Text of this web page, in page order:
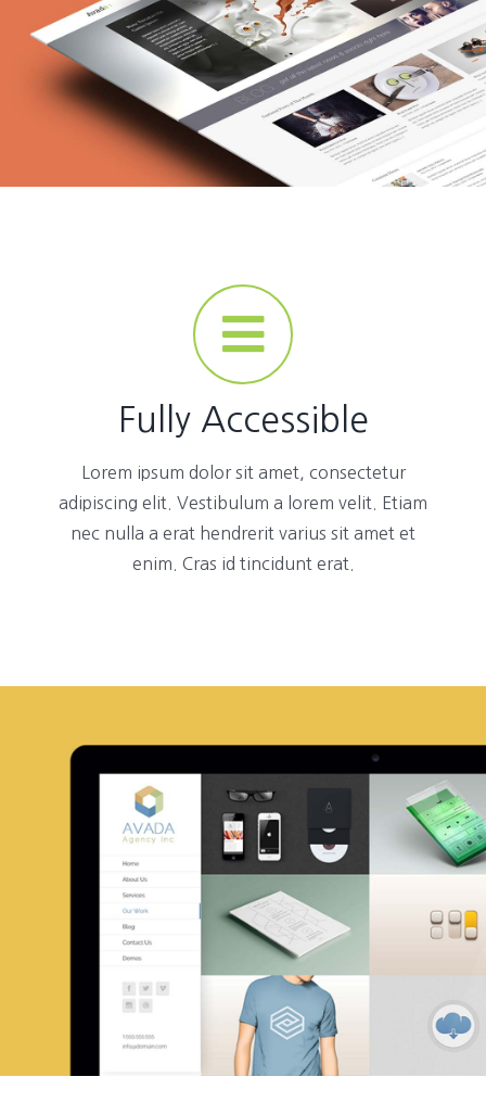
Fully Accessible
Lorem ipsum dolor sit amet, consectetur
adipiscing elit. Vestibulum a lorem velit. Etiam
nec nulla a erat hendrerit varius sit amet et
enim. Cras id tincidunt erat.